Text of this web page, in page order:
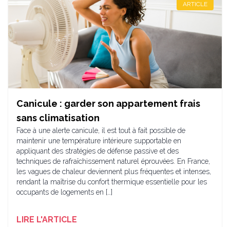
ARTICLE
Canicule : garder son appartement frais
sans climatisation
Face à une alerte canicule, il est tout à fait possible de
maintenir une température intérieure supportable en
appliquant des stratégies de défense passive et des
techniques de rafraîchissement naturel éprouvées. En France,
les vagues de chaleur deviennent plus fréquentes et intenses,
rendant la maîtrise du confort thermique essentielle pour les
occupants de logements en […]
LIRE L'ARTICLE